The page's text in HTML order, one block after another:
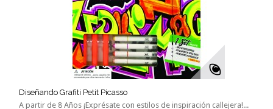
Diseñando Grafiti Petit Picasso
A partir de 8 Años ¡Exprésate con estilos de inspiración callejera!...